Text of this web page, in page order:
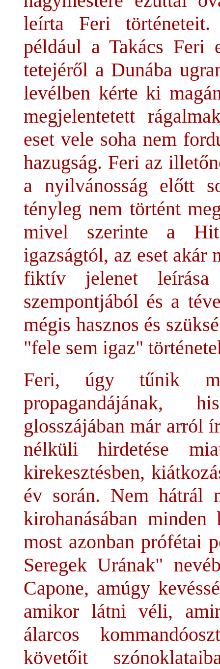
leírta Feri
például a Takács Feri
tetejéről a Dunába
levélben kérte ki
megjelentetett
eset vele soha nem
hazugság. Feri az
a nyilvánosság előtt
tényleg nem történt
mivel szerinte a
igazságtól, az eset akár
fiktív jelenet leírása
szempontjából és a
mégis hasznos és
"fele sem igaz"
Feri, úgy tűnik
propagandájának,
glosszájában már arról
nélküli hirdetése
kirekesztésben,
év során. Nem hátrál
kirohanásában
most azonban prófétai
Seregek Urának"
Capone, amúgy
amikor látni véli,
álarcos
követőit